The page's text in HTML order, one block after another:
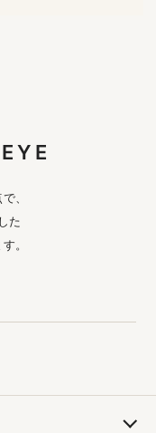
、
た
。